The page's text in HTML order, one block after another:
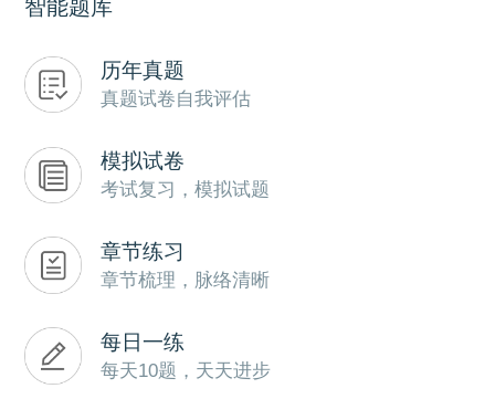
智能题库
历年真题
真题试卷自我评估
模拟试卷
考试复习，模拟试题
章节练习
章节梳理，脉络清晰
每日一练
每天10题，天天进步